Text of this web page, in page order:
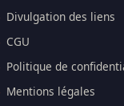
Divulgation des liens
CGU
Politique de
Mentions légales